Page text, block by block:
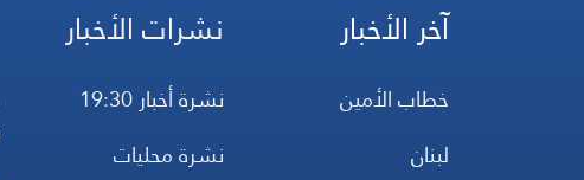
آخر الأخبار
خطاب الأمين
لبنان
نشرات الأخبار
نشرة أخبار 19:30
نشرة محليات